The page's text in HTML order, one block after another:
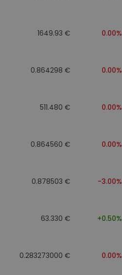
1649.93 € 0.00%
0.864298 € 0.00%
511.480 € 0.00%
0.864560 € 0.00%
0.878503 € -3.00%
63.330 € +0.50%
0.283273000 € 0.00%